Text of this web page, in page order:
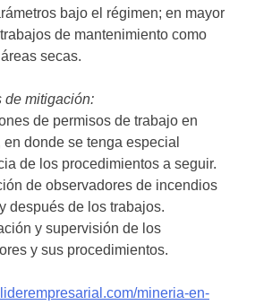
bajo el régimen; en mayor
de mantenimiento como
secas.
de mitigación:
de permisos de trabajo en
donde se tenga especial
de los procedimientos a seguir.
de observadores de incendios
después de los trabajos.
y supervisión de los
y sus procedimientos.
mineria-en-